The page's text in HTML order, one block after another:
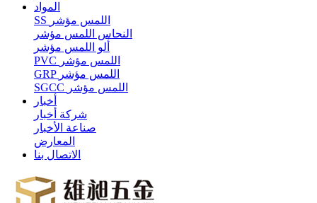
المواد
SS اللمس مؤشر
النحاس اللمس مؤشر
ألو اللمس مؤشر
PVC اللمس مؤشر
GRP اللمس مؤشر
SGCC اللمس مؤشر
أخبار
شركة أخبار
صناعة الأخبار
المعارض
الاتصال بنا